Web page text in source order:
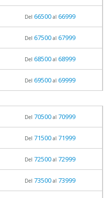
Del 66500al 66999
Del 67500al 67999
Del 68500al 68999
Del 69500al 69999
Del 70500al 70999
Del 71500al 71999
Del 72500al 72999
Del 73500al 73999